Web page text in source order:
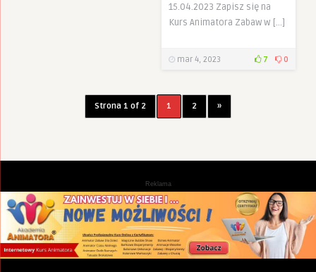
15.04.2023 Zapisz się na
Kurs Animatora Zabaw w […]
mar 4, 2023 7 0
Strona 1 of 2 1 2 »
Reklama